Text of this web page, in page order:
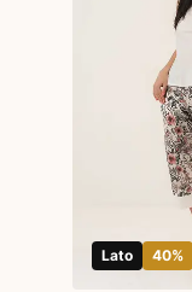
Lato 40%